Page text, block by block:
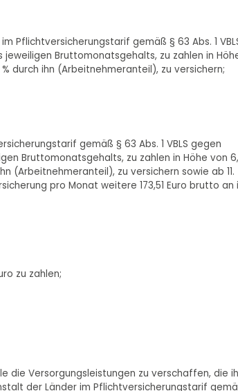
Pflichtversicherungstarif gemäß § 63 Abs. 1
Bruttomonatsgehalts, zu zahlen in
durch ihn (Arbeitnehmeranteil), zu versichern;
gemäß § 63 Abs. 1 VBLS gegen
Bruttomonatsgehalts, zu zahlen in Höhe von
(Arbeitnehmeranteil), zu versichern sowie ab 11.
pro Monat weitere 173,51 Euro brutto an
zu zahlen;
die Versorgungsleistungen zu verschaffen, die
der Länder im Pflichtversicherungstarif